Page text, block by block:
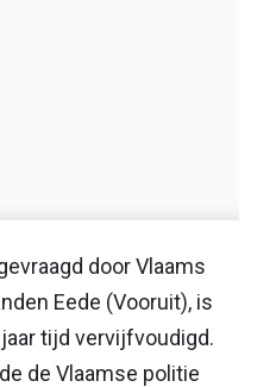
door Vlaams
Eede (Vooruit), is
tijd vervijfvoudigd.
de Vlaamse politie